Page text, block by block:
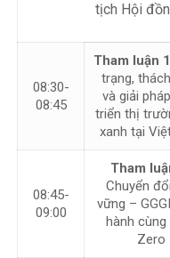
tịch Hội
08:30-
08:45
Tham luận
trạng,
và giải
triển thị
xanh tại
08:45-
09:00
Tham
Chuyển
vững –
hành cùng
Zero